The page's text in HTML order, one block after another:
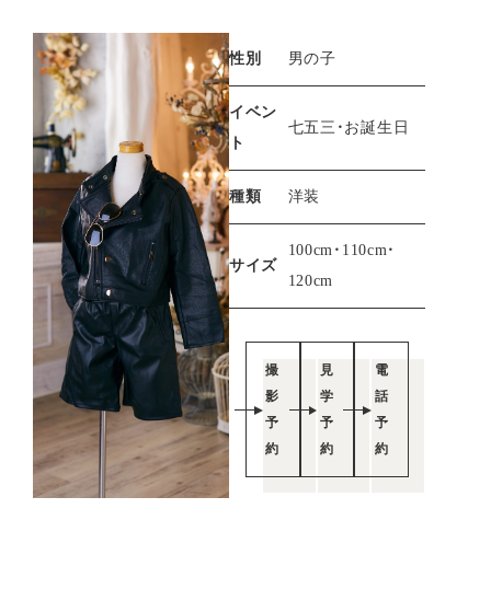
性別 男の子
イベン
ト
七五三・お誕生日
種類 洋装
サイズ
100cm・110cm・
120cm
撮
影
予
約
見
学
予
約
電
話
予
約